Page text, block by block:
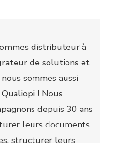
distributeur à
de solutions et
sommes aussi
! Nous
depuis 30 ans
leurs documents
structurer leurs